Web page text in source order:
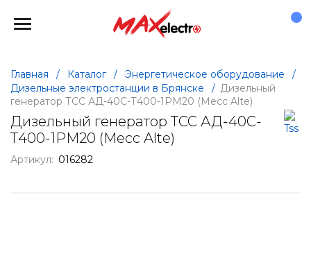
Главная / Каталог / Энергетическое оборудование
/
Дизельные электростанции в Брянске
/ Дизельный
генератор ТСС АД-40С-Т400-1РМ20 (Mecc Alte)
Дизельный генератор ТСС АД-40С-
Т400-1РМ20 (Mecc Alte)
Артикул: 016282